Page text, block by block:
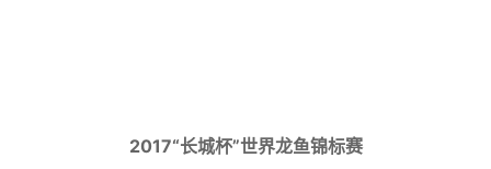
2017“长城杯”世界龙鱼锦标赛